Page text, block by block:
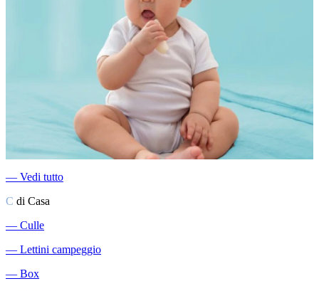
― Vedi tutto
C di Casa
― Culle
― Lettini campeggio
― Box